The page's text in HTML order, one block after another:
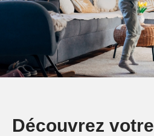
Découvrez votre